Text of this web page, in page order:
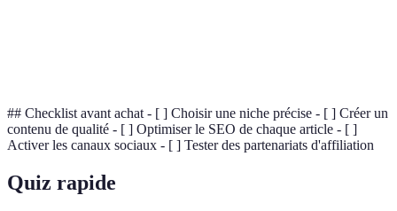
## Checklist avant achat - [ ] Choisir une niche précise - [ ] Créer un
contenu de qualité - [ ] Optimiser le SEO de chaque article - [ ]
Activer les canaux sociaux - [ ] Tester des partenariats d'affiliation
Quiz rapide